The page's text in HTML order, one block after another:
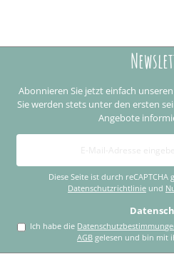
Abonnieren Sie jetzt einfach
Sie werden stets unter den ersten
Angebote
E-
Adresse
Diese Seite ist durch
Datenschutzrichtlinie und
Ich habe die
AGB gelesen und bin mit